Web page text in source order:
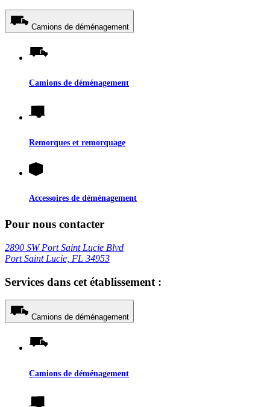
Camions de déménagement
Camions de déménagement
Remorques et remorquage
Accessoires de déménagement
Pour nous contacter
2890 SW Port Saint Lucie Blvd
Port Saint Lucie, FL 34953
Services dans cet établissement :
Camions de déménagement
Camions de déménagement